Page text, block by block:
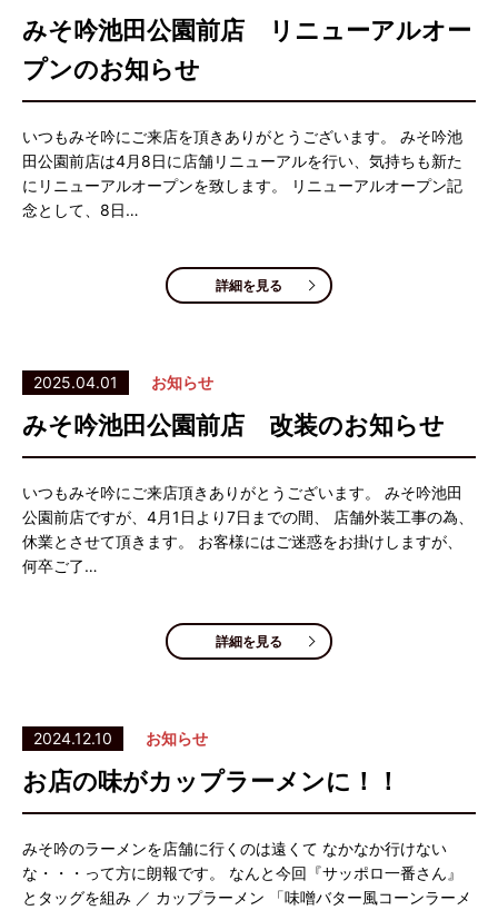
みそ吟池田公園前店 リニューアルオー
プンのお知らせ
いつもみそ吟にご来店を頂きありがとうございます。 みそ吟池
田公園前店は4月8日に店舗リニューアルを行い、気持ちも新た
にリニューアルオープンを致します。 リニューアルオープン記
念として、8日…
詳細を見る
2025.04.01 お知らせ
みそ吟池田公園前店 改装のお知らせ
いつもみそ吟にご来店頂きありがとうございます。 みそ吟池田
公園前店ですが、4月1日より7日までの間、 店舗外装工事の為、
休業とさせて頂きます。 お客様にはご迷惑をお掛けしますが、
何卒ご了…
詳細を見る
2024.12.10 お知らせ
お店の味がカップラーメンに！！
みそ吟のラーメンを店舗に行くのは遠くて なかなか行けない
な・・・って方に朗報です。 なんと今回『サッポロ一番さん』
とタッグを組み ／ カップラーメン 「味噌バター風コーンラーメ